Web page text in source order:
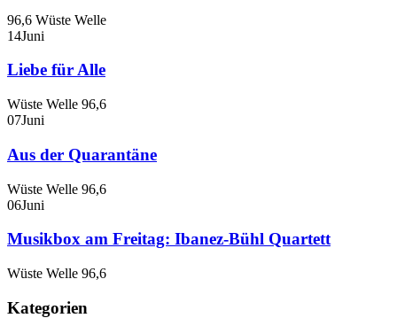
96,6 Wüste Welle
14Juni
Liebe für Alle
Wüste Welle 96,6
07Juni
Aus der Quarantäne
Wüste Welle 96,6
06Juni
Musikbox am Freitag: Ibanez-Bühl Quartett
Wüste Welle 96,6
Kategorien